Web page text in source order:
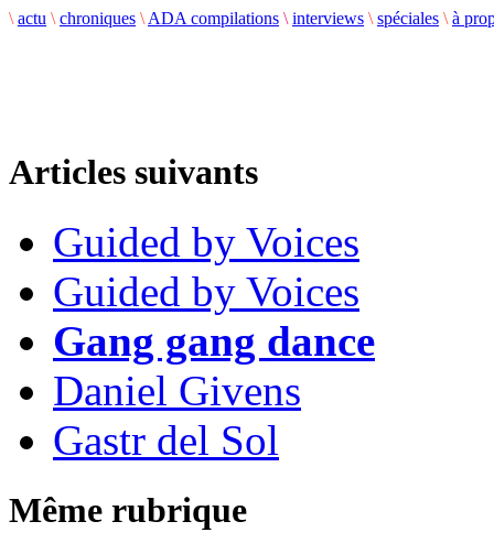
\ actu \ chroniques \ ADA compilations \ interviews \ spéciales \ à
Articles suivants
Guided by Voices
Guided by Voices
Gang gang dance
Daniel Givens
Gastr del Sol
Même rubrique